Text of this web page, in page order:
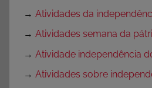
→ Atividades da
→ Atividades semana da
→ Atividade independência
→ Atividades sobre